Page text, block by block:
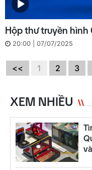
Hộp thư truyền hình
20:00 | 07/07/2025
<< 1 2 3
XEM NHIỀU